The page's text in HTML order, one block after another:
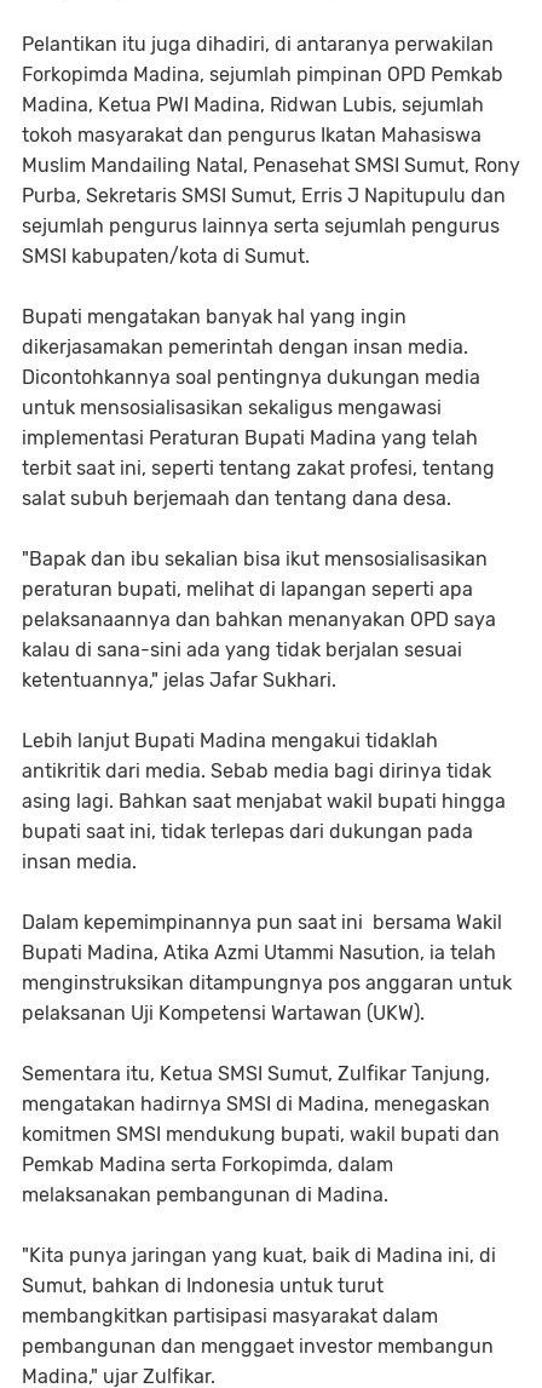
Pelantikan itu juga dihadiri, di antaranya perwakilan
Forkopimda Madina, sejumlah pimpinan OPD Pemkab
Madina, Ketua PWI Madina, Ridwan Lubis, sejumlah
tokoh masyarakat dan pengurus Ikatan Mahasiswa
Muslim Mandailing Natal, Penasehat SMSI Sumut, Rony
Purba, Sekretaris SMSI Sumut, Erris J Napitupulu dan
sejumlah pengurus lainnya serta sejumlah pengurus
SMSI kabupaten/kota di Sumut.
Bupati mengatakan banyak hal yang ingin
dikerjasamakan pemerintah dengan insan media.
Dicontohkannya soal pentingnya dukungan media
untuk mensosialisasikan sekaligus mengawasi
implementasi Peraturan Bupati Madina yang telah
terbit saat ini, seperti tentang zakat profesi, tentang
salat subuh berjemaah dan tentang dana desa.
"Bapak dan ibu sekalian bisa ikut mensosialisasikan
peraturan bupati, melihat di lapangan seperti apa
pelaksanaannya dan bahkan menanyakan OPD saya
kalau di sana-sini ada yang tidak berjalan sesuai
ketentuannya," jelas Jafar Sukhari.
Lebih lanjut Bupati Madina mengakui tidaklah
antikritik dari media. Sebab media bagi dirinya tidak
asing lagi. Bahkan saat menjabat wakil bupati hingga
bupati saat ini, tidak terlepas dari dukungan pada
insan media.
Dalam kepemimpinannya pun saat ini bersama Wakil
Bupati Madina, Atika Azmi Utammi Nasution, ia telah
menginstruksikan ditampungnya pos anggaran untuk
pelaksanan Uji Kompetensi Wartawan (UKW).
Sementara itu, Ketua SMSI Sumut, Zulfikar Tanjung,
mengatakan hadirnya SMSI di Madina, menegaskan
komitmen SMSI mendukung bupati, wakil bupati dan
Pemkab Madina serta Forkopimda, dalam
melaksanakan pembangunan di Madina.
"Kita punya jaringan yang kuat, baik di Madina ini, di
Sumut, bahkan di Indonesia untuk turut
membangkitkan partisipasi masyarakat dalam
pembangunan dan menggaet investor membangun
Madina," ujar Zulfikar.